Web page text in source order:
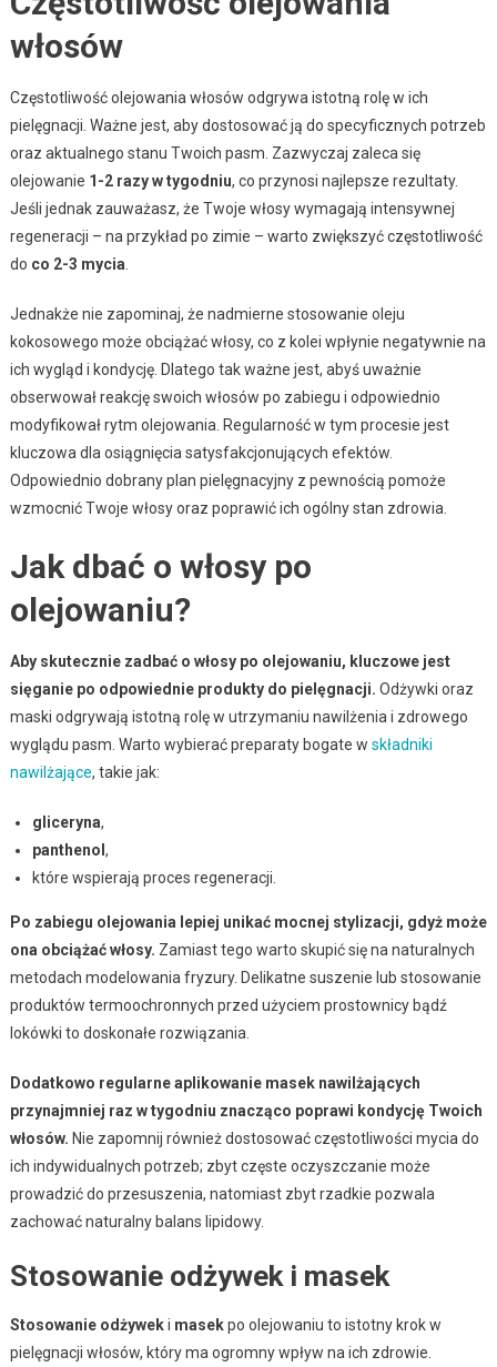
włosów
Częstotliwość olejowania włosów odgrywa istotną rolę w ich
pielęgnacji. Ważne jest, aby dostosować ją do specyficznych potrzeb
oraz aktualnego stanu Twoich pasm. Zazwyczaj zaleca się
olejowanie 1-2 razy w tygodniu, co przynosi najlepsze rezultaty.
Jeśli jednak zauważasz, że Twoje włosy wymagają intensywnej
regeneracji – na przykład po zimie – warto zwiększyć częstotliwość
do co 2-3 mycia
Jednakże nie zapominaj, że nadmierne stosowanie oleju
kokosowego może obciążać włosy, co z kolei wpłynie negatywnie na
ich wygląd i kondycję. Dlatego tak ważne jest, abyś uważnie
obserwował reakcję swoich włosów po zabiegu i odpowiednio
modyfikował rytm olejowania. Regularność w tym procesie jest
kluczowa dla osiągnięcia satysfakcjonujących efektów.
Odpowiednio dobrany plan pielęgnacyjny z pewnością pomoże
wzmocnić Twoje włosy oraz poprawić ich ogólny stan zdrowia.
Jak dbać o włosy po
olejowaniu?
Aby skutecznie zadbać o włosy po olejowaniu, kluczowe jest
sięganie po odpowiednie produkty do pielęgnacji. Odżywki oraz
maski odgrywają istotną rolę w utrzymaniu nawilżenia i zdrowego
wyglądu pasm. Warto wybierać preparaty bogate w składniki
nawilżające, takie jak:
gliceryna,
panthenol ,
które wspierają proces regeneracji.
Po zabiegu olejowania lepiej unikać mocnej stylizacji, gdyż może
ona obciążać włosy. Zamiast tego warto skupić się na naturalnych
metodach modelowania fryzury. Delikatne suszenie lub stosowanie
produktów termoochronnych przed użyciem prostownicy bądź
lokówki to doskonałe rozwiązania.
Dodatkowo regularne aplikowanie masek nawilżających
przynajmniej raz w tygodniu znacząco poprawi kondycję Twoich
włosów. Nie zapomnij również dostosować częstotliwości mycia do
ich indywidualnych potrzeb; zbyt częste oczyszczanie może
prowadzić do przesuszenia, natomiast zbyt rzadkie pozwala
zachować naturalny balans lipidowy.
Stosowanie odżywek i masek
Stosowanie odżyweki masekpo olejowaniu to istotny krok w
pielęgnacji włosów, który ma ogromny wpływ na ich zdrowie.